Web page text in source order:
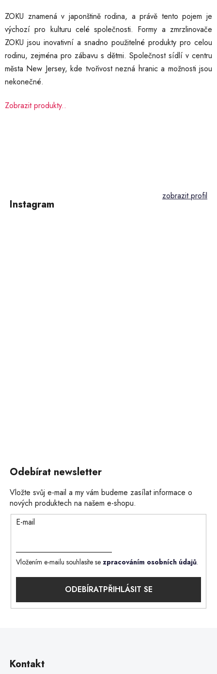
ZOKU znamená v japonštině rodina, a právě tento pojem je
výchozí pro kulturu celé společnosti. Formy a zmrzlinovače
ZOKU jsou inovativní a snadno použitelné produkty pro celou
rodinu, zejména pro zábavu s dětmi. Společnost sídlí v centru
města New Jersey, kde tvořivost nezná hranic a možnosti jsou
nekonečné.
Zobrazit produkty..
Instagram
Odebírat newsletter
Vložte svůj e-mail a my vám budeme zasílat informace o
nových produktech na našem e-shopu.
E-mail
Vložením e-mailu souhlasíte se zpracováním osobních údajů.
PŘIHLÁSIT SE
Kontakt